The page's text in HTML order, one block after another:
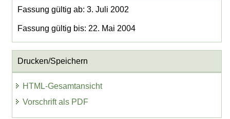
Fassung gültig ab: 3. Juli 2002
Fassung gültig bis: 22. Mai 2004
Drucken/Speichern
HTML-Gesamtansicht
Vorschrift als PDF